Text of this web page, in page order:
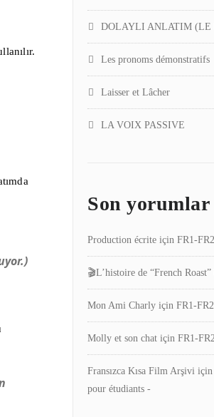
DOLAYLI ANLATIM (LE
Les pronoms démonstratifs
Laisser et Lâcher
LA VOIX PASSIVE
Son yorumlar
Production écrite için FR1-
🎬L’histoire de “French Roast”
Mon Ami Charly için FR1-
Molly et son chat için FR1-
Fransızca Kısa Film Arşivi için
pour étudiants -